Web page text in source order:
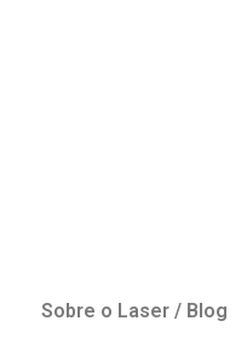
Sobre o Laser / Blog